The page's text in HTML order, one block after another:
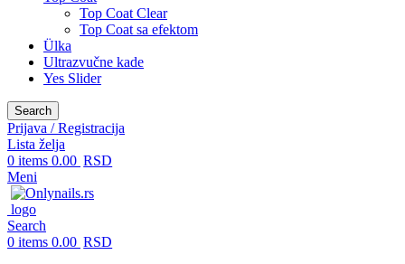
Top Coat Clear
Top Coat sa efektom
Ülka
Ultrazvučne kade
Yes Slider
Search
Prijava / Registracija
Lista želja
0 items 0.00 RSD
Meni
Search
0 items 0.00 RSD